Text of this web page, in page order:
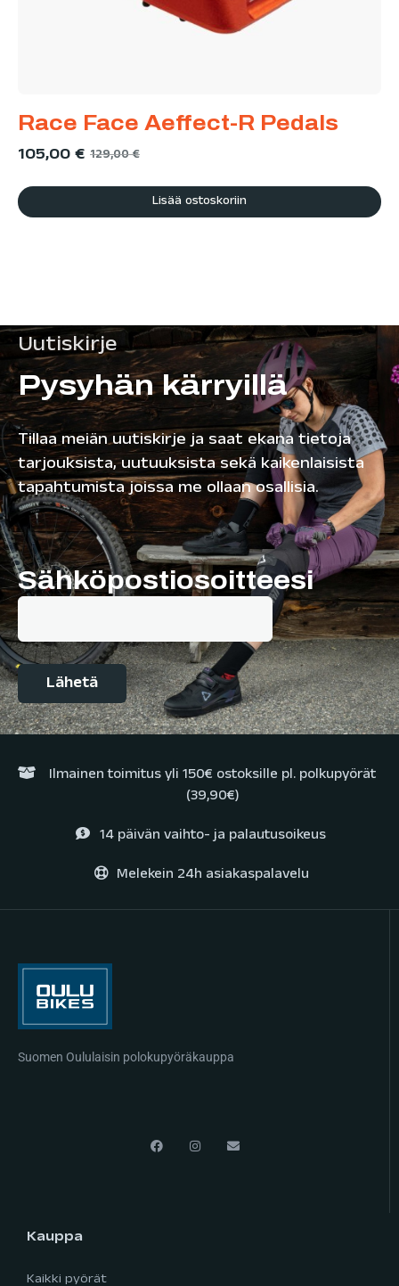
Race Face Aeffect-R Pedals
105,00€ 129,00€
Lisää ostoskoriin
Uutiskirje
Pysyhän kärryillä
Tillaa meiän uutiskirje ja saat ekana tietoja
tarjouksista, uutuuksista sekä kaikenlaisista
tapahtumista joissa me ollaan osallisia.
Sähköpostiosoitteesi
Ilmainen toimitus yli 150€ ostoksille pl. polkupyörät
(39,90€)
14 päivän vaihto- ja palautusoikeus
Melekein 24h asiakaspalavelu
Suomen Oululaisin polokupyöräkauppa
Kauppa
Kaikki pyörät